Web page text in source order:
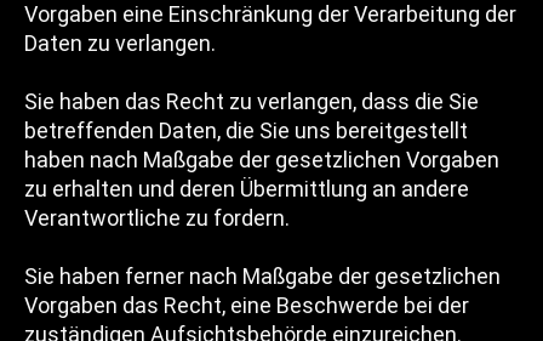
Vorgaben eine Einschränkung der Verarbeitung der
Daten zu verlangen.
Sie haben das Recht zu verlangen, dass die Sie
betreffenden Daten, die Sie uns bereitgestellt
haben nach Maßgabe der gesetzlichen Vorgaben
zu erhalten und deren Übermittlung an andere
Verantwortliche zu fordern.
Sie haben ferner nach Maßgabe der gesetzlichen
Vorgaben das Recht, eine Beschwerde bei der
zuständigen Aufsichtsbehörde einzureichen.